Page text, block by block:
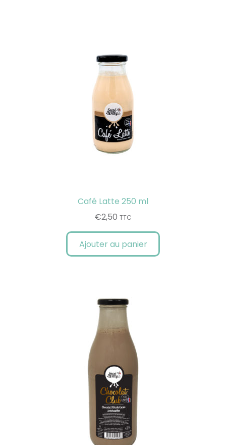
Café Latte 250 ml
€2,50 TTC
Ajouter au panier